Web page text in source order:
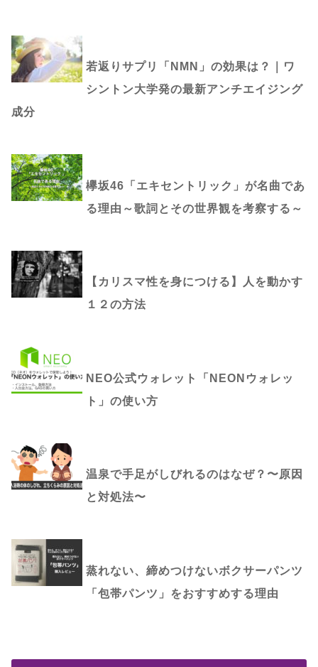
若返りサプリ「NMN」の効果は？｜ワ
シントン大学発の最新アンチエイジング
成分
欅坂46「エキセントリック」が名曲であ
る理由～歌詞とその世界観を考察する～
【カリスマ性を身につける】人を動かす
１２の方法
NEO公式ウォレット「NEONウォレッ
ト」の使い方
温泉で手足がしびれるのはなぜ？〜原因
と対処法〜
蒸れない、締めつけないボクサーパンツ
「包帯パンツ」をおすすめする理由